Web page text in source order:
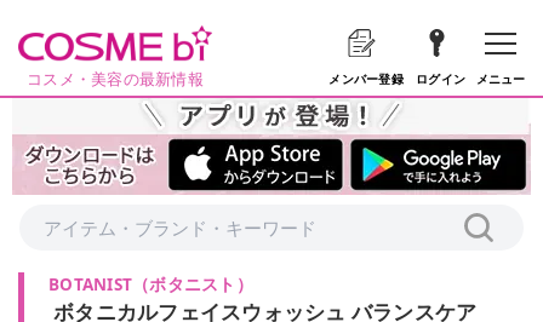
コスメ・美容の最新情報 メンバー登録 ログイン メニュー
BOTANIST （ボタニスト ）
ボタニカルフェイスウォッシュ バランスケア